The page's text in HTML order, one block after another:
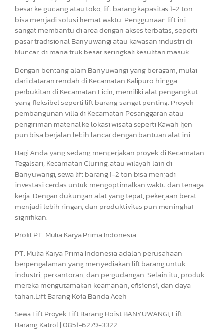
besar ke gudang atau toko, lift barang kapasitas 1-2 ton
bisa menjadi solusi hemat waktu. Penggunaan lift ini
sangat membantu di area dengan akses terbatas, seperti
pasar tradisional Banyuwangi atau kawasan industri di
Muncar, di mana truk besar seringkali kesulitan masuk.
Dengan bentang alam Banyuwangi yang beragam, mulai
dari dataran rendah di Kecamatan Kalipuro hingga
perbukitan di Kecamatan Licin, memiliki alat pengangkut
yang fleksibel seperti lift barang sangat penting. Proyek
pembangunan villa di Kecamatan Pesanggaran atau
pengiriman material ke lokasi wisata seperti Kawah Ijen
pun bisa berjalan lebih lancar dengan bantuan alat ini.
Bagi Anda yang sedang mengerjakan proyek di Kecamatan
Tegalsari, Kecamatan Cluring, atau wilayah lain di
Banyuwangi, sewa lift barang 1-2 ton bisa menjadi
investasi cerdas untuk mengoptimalkan waktu dan tenaga
kerja. Dengan dukungan alat yang tepat, pekerjaan berat
menjadi lebih ringan, dan produktivitas pun meningkat
signifikan.
Profil PT. Mulia Karya Prima Indonesia
PT. Mulia Karya Prima Indonesia adalah perusahaan
berpengalaman yang menyediakan lift barang untuk
industri, perkantoran, dan pergudangan. Selain itu, produk
mereka mengutamakan keamanan, efisiensi, dan daya
tahan.Lift Barang Kota Banda Aceh
Sewa Lift Proyek Lift Barang Hoist BANYUWANGI, Lift
Barang Katrol | 0851-6279-3322